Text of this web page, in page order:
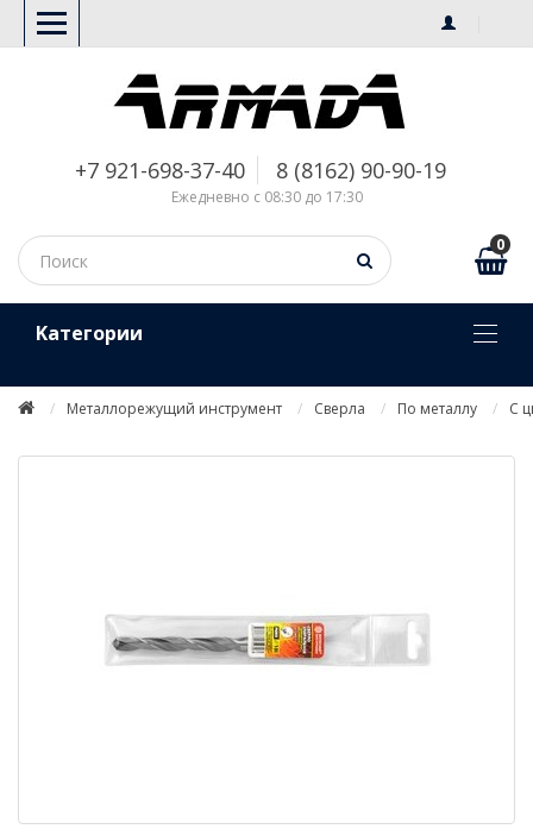
+7 921-698-37-40 8 (8162) 90-90-19
Ежедневно с 08:30 до 17:30
0
Kатегории
Металлорежущий инструмент Сверла По металлу С